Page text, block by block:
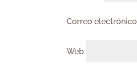
Correo electrónico
Web